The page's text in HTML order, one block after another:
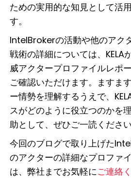
ための実用的な知見として活
す。
IntelBrokerの活動や他のアク
戦術の詳細については、KELA
威アクタープロファイルレポ
ご確認いただけます。ますま
ー情勢を理解するうえで、
スがどのように役立つのかを
助として、ぜひご一読ください
今回のブログで取り上げた
のアクターの詳細なプロファ
は、弊社までお気軽にご連絡